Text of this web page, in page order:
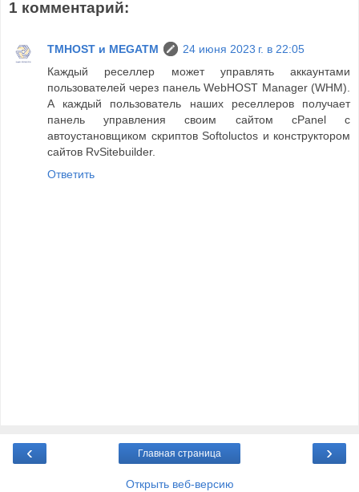
1 комментарий:
TMHOST и MEGATM
24 июня 2023 г. в 22:05
Каждый реселлер может управлять аккаунтами
пользователей через панель WebHOST Manager (WHM).
А каждый пользователь наших реселлеров получает
панель управления своим сайтом cPanel с
автоустановщиком скриптов Softoluctos и конструктором
сайтов RvSitebuilder.
Ответить
‹ ›
Главная страница
Открыть веб-версию